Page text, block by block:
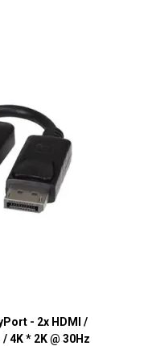
- 2x HDMI /
4K * 2K @ 30Hz